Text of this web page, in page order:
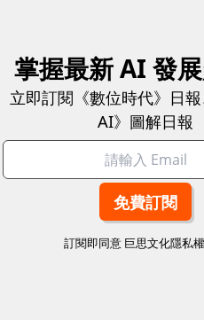
指涉利用大型語言模型
據 Stack Overflow 開發
受訪者表示 vibe coding
全不採用 vibe
掌握最新 AI 發
立即訂閱《數位時代》日
AI》圖解日報
訂閱即同意 巨思文化隱私